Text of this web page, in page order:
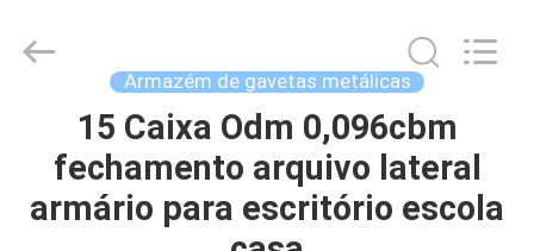
CASA
PRODUTOS
Armazém de gavetas metálicas
15 Caixa Odm 0,096cbm
fechamento arquivo lateral
armário para escritório escola